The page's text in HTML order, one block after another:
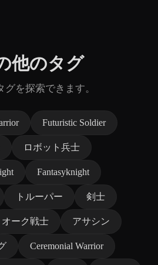
他のタグ
を探索できます。
Futuristic Soldier
ロボット兵士
Fantasyknight
トルーパー 剣士
オーク戦士 アサシン
Ceremonial Warrior